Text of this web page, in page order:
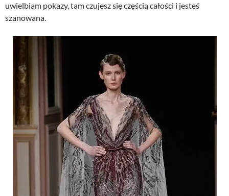
uwielbiam pokazy, tam czujesz się częścią całości i jesteś
szanowana.